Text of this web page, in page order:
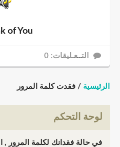
of You
التــعـليقات: 0
الرئيسية / فقدت كلمة المرور
لوحة التحكم
في حالة فقدانك لكلمة المرور ,